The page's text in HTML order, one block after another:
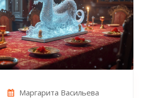
Маргарита Васильева